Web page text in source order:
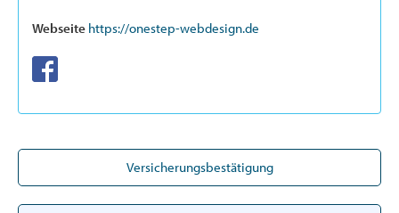
Webseite https://onestep-webdesign.de
Versicherungsbestätigung